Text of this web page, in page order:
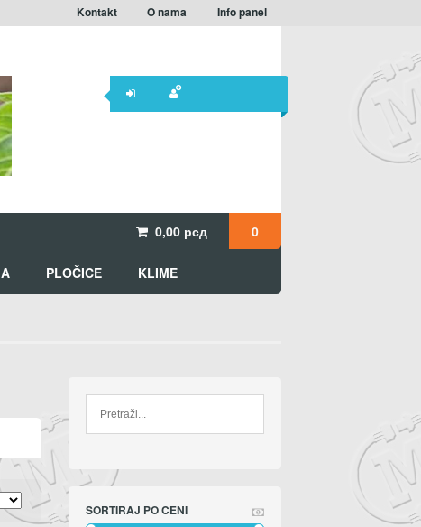
Kontakt O nama Info panel
0,00 рсд 0
PLOČICE KLIME
SORTIRAJ PO CENI